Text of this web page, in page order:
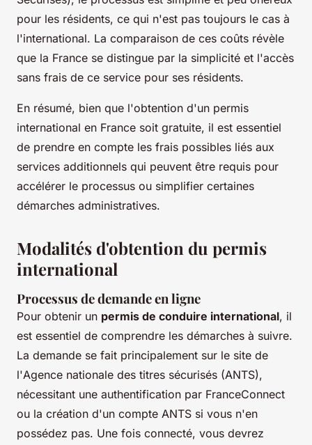
pour les résidents, ce qui n'est pas toujours le cas à
l'international. La comparaison de ces coûts révèle
que la France se distingue par la simplicité et l'accès
sans frais de ce service pour ses résidents.
En résumé, bien que l'obtention d'un permis
international en France soit gratuite, il est essentiel
de prendre en compte les frais possibles liés aux
services additionnels qui peuvent être requis pour
accélérer le processus ou simplifier certaines
démarches administratives.
Modalités d'obtention du permis
international
Processus de demande en ligne
Pour obtenir un permis de conduire international, il
est essentiel de comprendre les démarches à suivre.
La demande se fait principalement sur le site de
l'Agence nationale des titres sécurisés (ANTS),
nécessitant une authentification par FranceConnect
ou la création d'un compte ANTS si vous n'en
possédez pas. Une fois connecté, vous devrez